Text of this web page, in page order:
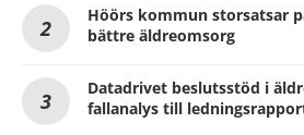
Höörs kommun storsatsar
bättre äldreomsorg
Datadrivet beslutsstöd i
fallanalys till